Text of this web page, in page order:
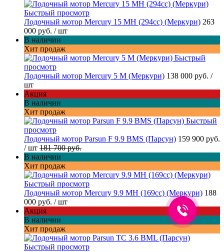
Быстрый просмотр
Лодочный мотор Mercury 15 MH (294cc) (Меркури) 263
000 руб. / шт
В наличии
Хит продаж
Быстрый
просмотр
Лодочный мотор Mercury 5 M (Меркури) 138 000 руб. /
шт
Акция
В наличии
Хит продаж
Быстрый
просмотр
Лодочный мотор Parsun F 9.9 BMS (Парсун) 159 900 руб.
/ шт 181 700 руб.
В наличии
Хит продаж
Быстрый просмотр
Лодочный мотор Mercury 9.9 MH (169cc) (Меркури) 188
000 руб. / шт
Акция
В наличии
Хит продаж
Быстрый просмотр